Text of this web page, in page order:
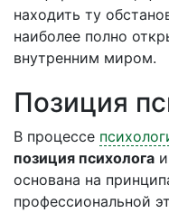
находить ту
наиболее полно
внутренним миром.
Позиция
В процессе
позиция психолога
основана на
профессиональной